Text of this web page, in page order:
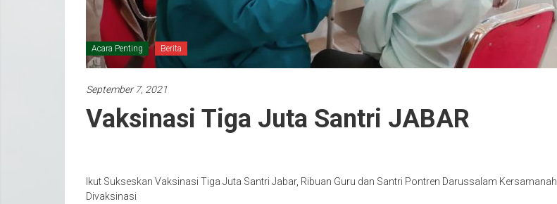
Acara Penting Berita
September 7, 2021
Vaksinasi Tiga Juta Santri JABAR
Ikut Sukseskan Vaksinasi Tiga Juta Santri Jabar, Ribuan Guru dan Santri Pontren Darussalam Kersamanah
Divaksinasi